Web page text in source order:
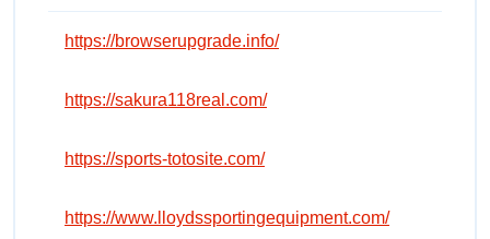
https://browserupgrade.info/
https://sakura118real.com/
https://sports-totosite.com/
https://www.lloydssportingequipment.com/